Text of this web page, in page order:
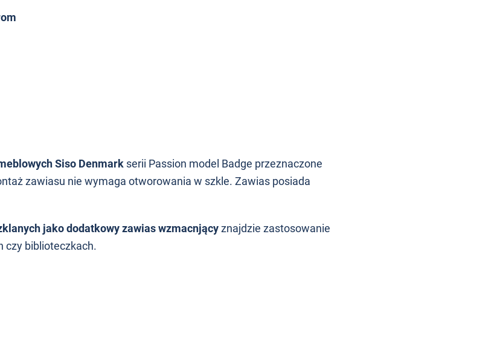
Siso Denmark serii Passion model Badge przeznaczone
zawiasu nie wymaga otworowania w szkle. Zawias posiada
jako dodatkowy zawias wzmacnjącyznajdzie zastosowanie
czy biblioteczkach.